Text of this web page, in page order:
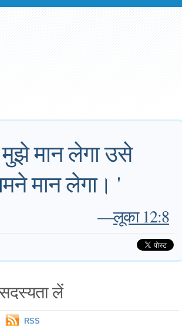
मान लेगा उसे
मान लेगा। '
—लूका 12:8
लें
RSS